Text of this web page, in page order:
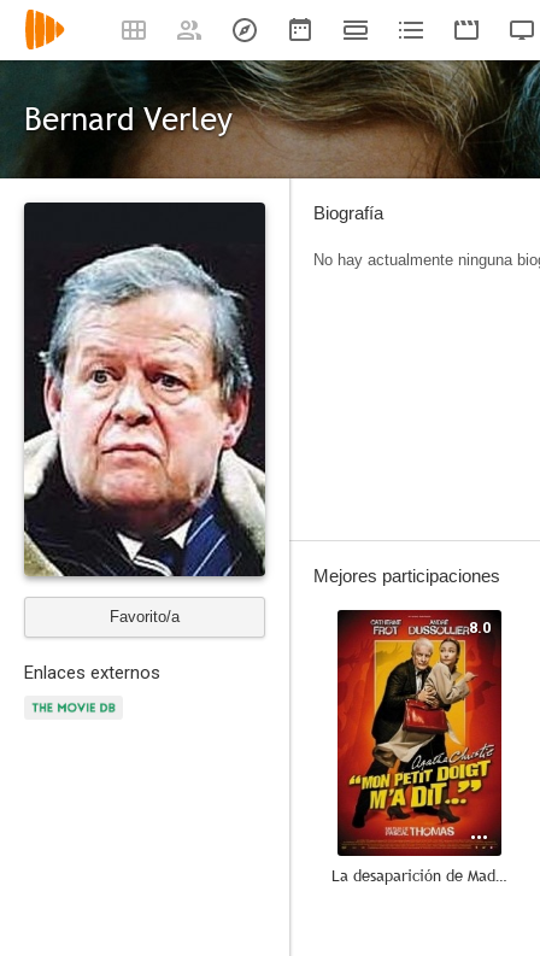
Bernard Verley
Favorito/a
Enlaces externos
Biografía
No hay actualmente ninguna
Mejores participaciones
8.0
La desaparición de Madame Rose